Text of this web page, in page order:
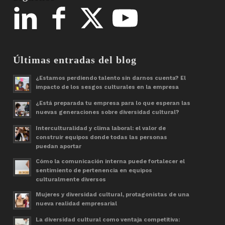
Últimas entradas del blog
¿Estamos perdiendo talento sin darnos cuenta? El
impacto de los sesgos culturales en la empresa
¿Está preparada tu empresa para lo que esperan las
nuevas generaciones sobre diversidad cultural?
Interculturalidad y clima laboral: el valor de
construir equipos donde todas las personas
puedan aportar
Cómo la comunicación interna puede fortalecer el
sentimiento de pertenencia en equipos
culturalmente diversos
Mujeres y diversidad cultural, protagonistas de una
nueva realidad empresarial
La diversidad cultural como ventaja competitiva: